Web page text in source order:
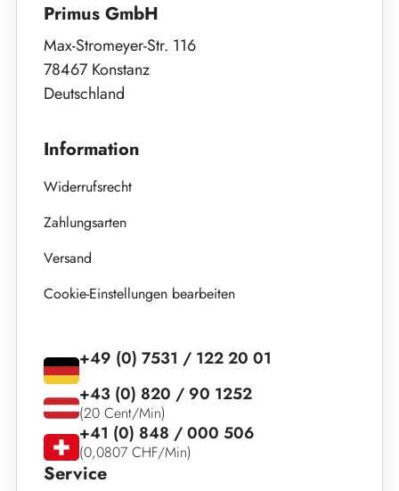
Primus GmbH
Max-Stromeyer-Str. 116
78467 Konstanz
Deutschland
Information
Widerrufsrecht
Zahlungsarten
Versand
Cookie-Einstellungen bearbeiten
Service
+49 (0) 7531 / 122 20 01
+43 (0) 820 / 90 1252
(20 Cent/Min)
+41 (0) 848 / 000 506
(0,0807 CHF/Min)